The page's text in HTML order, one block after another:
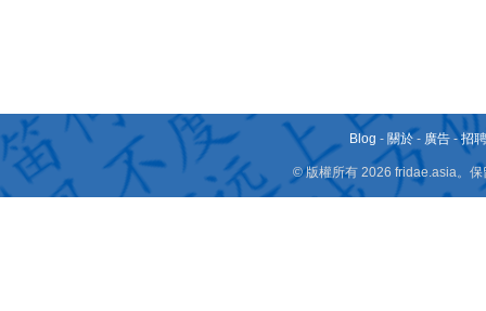
Blog - 關於 - 廣告 -招
© 版權所有 2026 fridae.asia。